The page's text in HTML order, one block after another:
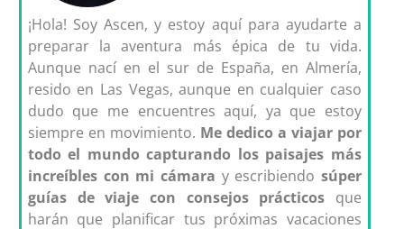
¡Hola! Soy Ascen, y estoy aquí para ayudarte a
preparar la aventura más épica de tu vida.
Aunque nací en el sur de España, en Almería,
resido en Las Vegas, aunque en cualquier caso
dudo que me encuentres aquí, ya que estoy
siempre en movimiento. Me dedico a viajar por
todo el mundo capturando los paisajes más
increíbles con mi cámara y escribiendo súper
guías de viaje con consejos prácticos que
harán que planificar tus próximas vacaciones